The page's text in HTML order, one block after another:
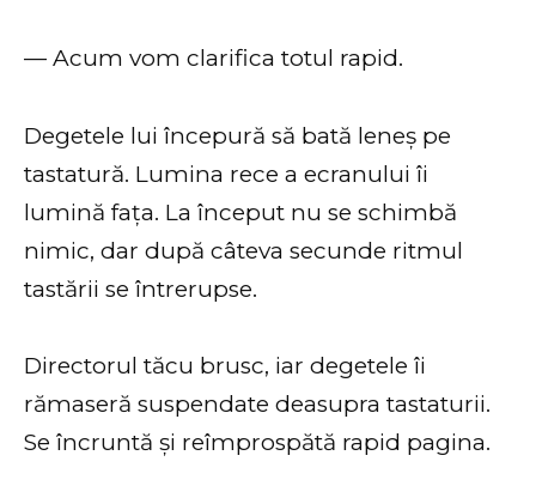
— Acum vom clarifica totul rapid.
Degetele lui începură să bată leneș pe
tastatură. Lumina rece a ecranului îi
lumină fața. La început nu se schimbă
nimic, dar după câteva secunde ritmul
tastării se întrerupse.
Directorul tăcu brusc, iar degetele îi
rămaseră suspendate deasupra tastaturii.
Se încruntă și reîmprospătă rapid pagina.